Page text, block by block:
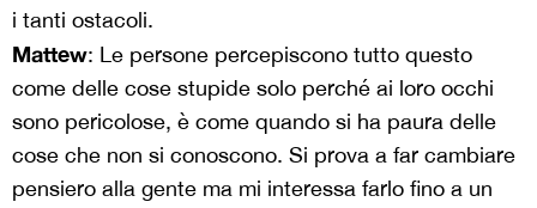
i tanti ostacoli.
Mattew: Le persone percepiscono tutto questo
come delle cose stupide solo perché ai loro occhi
sono pericolose, è come quando si ha paura delle
cose che non si conoscono. Si prova a far cambiare
pensiero alla gente ma mi interessa farlo fino a un